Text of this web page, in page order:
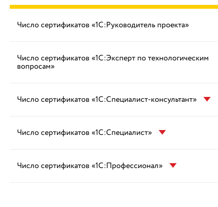
Число сертификатов «1С:Руководитель проекта»
Число сертификатов «1С:Эксперт по технологическим
вопросам»
Число сертификатов «1С:Специалист-консультант»
Число сертификатов «1С:Специалист»
Число сертификатов «1С:Профессионал»